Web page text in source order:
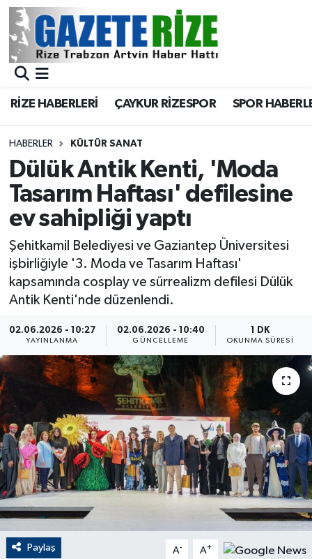
RİZE HABERLERİ ÇAYKUR RİZESPOR SPOR
HABERLER KÜLTÜR SANAT
Dülük Antik Kenti, 'Moda
Tasarım Haftası' defilesine
ev sahipliği yaptı
Şehitkamil Belediyesi ve Gaziantep Üniversitesi
işbirliğiyle '3. Moda ve Tasarım Haftası'
kapsamında cosplay ve sürrealizm defilesi Dülük
Antik Kenti'nde düzenlendi.
02.06.2026 - 10:27
YAYINLANMA
02.06.2026 - 10:40
GÜNCELLEME
1 DK
OKUNMA SÜRESI
Paylaş A- A+
BÖLGEMİZ
Asayiş
Rize Jandarma Komutanlığı
Bilim Teknoloji
Advertising news
Canlı Maç
ÇEVRE
Dış Haberler
EĞİTİM
EKONOMİ
English News
Finans
Merkez Nöbetçi Eczaneler
Merkez Trafik Yoğunluk Haritası
Süper Lig Puan Durumu ve Fikstür
Tüm Manşetler
Son Dakika Haberleri
Haber Arşivi